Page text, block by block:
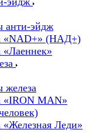
анти-эйдж
«NAD+» (НАД+)
железа
«IRON MAN»
«Железная Леди»